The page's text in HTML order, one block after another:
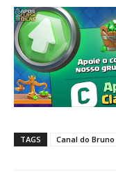
TAGS Canal do Bruno